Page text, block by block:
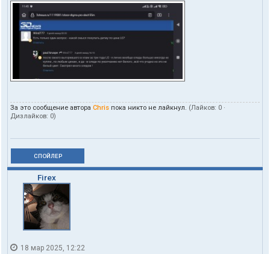
За это сообщение автора Chris пока никто не лайкнул. (Лайков: 0 ·
Дизлайков: 0)
СПОЙЛЕР
Firex
18 мар 2025, 12:22